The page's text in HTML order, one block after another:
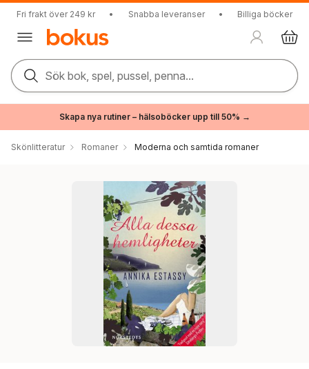
Fri frakt över 249 kr • Snabba leveranser • Billiga böcker
Sök bok, spel, pussel, penna...
Skapa nya rutiner – hälsoböcker upp till 50% →
Skönlitteratur Romaner Moderna och samtida romaner